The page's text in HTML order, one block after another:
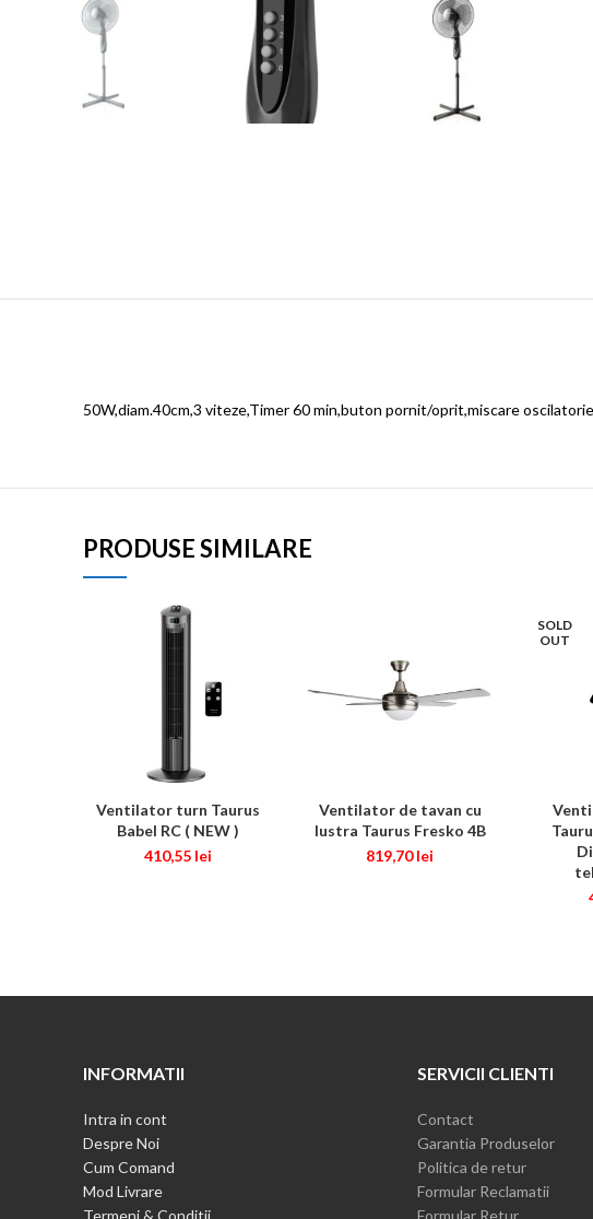
50W,diam.40cm,3 viteze,Timer 60 min,buton pornit/oprit,miscare
PRODUSE SIMILARE
ADAUGĂ ÎN COȘ
Ventilator turn Taurus
Babel RC ( NEW )
410,55 lei
ADAUGĂ ÎN COȘ
Ventilator de tavan cu
lustra Taurus Fresko 4B
819,70lei
SOLD
OUT
INFORMATII
Intra in cont
Despre Noi
Cum Comand
Mod Livrare
Termeni & Conditii
SERVICII CLIENTI
Contact
Garantia Produselor
Politica de retur
Formular Reclamatii
Formular Retur